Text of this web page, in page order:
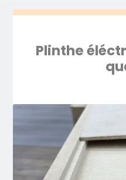
Plinthe